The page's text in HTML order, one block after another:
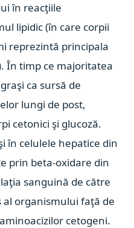
în reacţiile
lipidic (în care corpii
reprezintă principala
În timp ce majoritatea
ca sursă de
lungi de post,
cetonici şi glucoză.
în celulele hepatice din
prin beta-oxidare din
sanguină de către
al organismului faţă de
cetogeni.